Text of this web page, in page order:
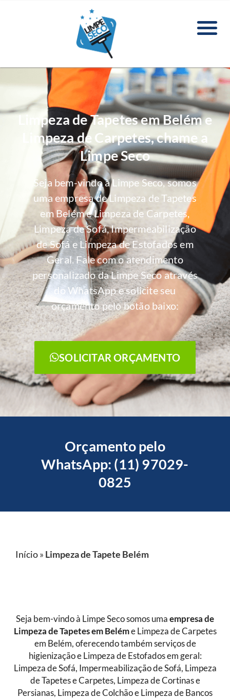
Limpeza de Tapetes em Belém e
Limpeza de Carpetes, chame a
Limpe Seco
Seja bem-vindo à Limpe Seco, somos
uma empresa de Limpeza de Tapetes
em Belém e Limpeza de Carpetes,
Limpeza de Sofá, Impermeabilização
de Sofá e Limpeza de Estofados em
Geral. Fale com o atendimento
personalizado da Limpe Seco através
do WhatsApp e solicite seu
orçamento pelo botão baixo:
SOLICITAR ORÇAMENTO
Orçamento pelo
WhatsApp: (11) 97029-
0825
Início» Limpeza de Tapete Belém
Seja bem-vindo à Limpe Seco somos uma empresa de
Limpeza de Tapetesem Beléme Limpeza de Carpetes
em Belém, oferecendo também serviços de
higienização e Limpeza de Estofados em geral:
Limpeza de Sofá, Impermeabilização de Sofá, Limpeza
de Tapetes e Carpetes, Limpeza de Cortinas e
Persianas, Limpeza de Colchão e Limpeza de Bancos